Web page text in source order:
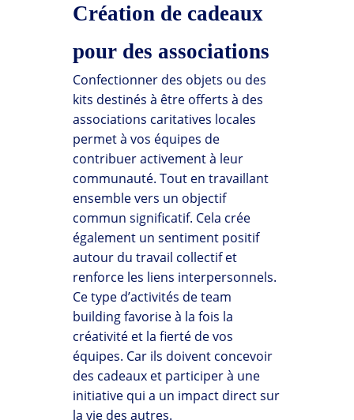
Création de cadeaux
pour des associations
Confectionner des objets ou des
kits destinés à être offerts à des
associations caritatives locales
permet à vos équipes de
contribuer activement à leur
communauté. Tout en travaillant
ensemble vers un objectif
commun significatif. Cela crée
également un sentiment positif
autour du travail collectif et
renforce les liens interpersonnels.
Ce type d’activités de team
building favorise à la fois la
créativité et la fierté de vos
équipes. Car ils doivent concevoir
des cadeaux et participer à une
initiative qui a un impact direct sur
la vie des autres.